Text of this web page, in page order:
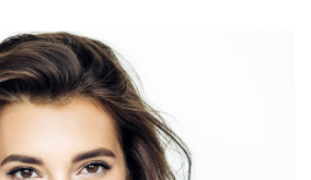
Free download